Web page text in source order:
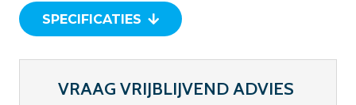
SPECIFICATIES
VRAAG VRIJBLIJVEND ADVIES